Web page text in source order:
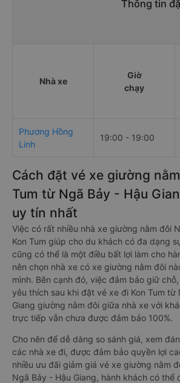
Thông tin
Nhà xe
Giờ
chạy
Phương Hồng
Linh
19:00 - 19:00
Cách đặt vé xe giường
Tum từ Ngã Bảy - Hậu
uy tín nhất
Việc có rất nhiều nhà xe giường nằm đôi
Kon Tum giúp cho du khách có đa dạng
cũng có thể là một điều bất lợi làm cho
nên chọn nhà xe có xe giường nằm đôi
mình. Bên cạnh đó, việc đảm bảo giữ
yêu thích sau khi đặt vé xe đi Kon Tum từ
Giang giường nằm đôi giữa nhà xe với
trực tiếp vẫn chưa được đảm bảo 100%.
Cho nên để dễ dàng so sánh giá, xem
các nhà xe đi, được đảm bảo quyền lợi
nhiều ưu đãi giảm giá vé xe giường nằm
Ngã Bảy - Hậu Giang, hành khách có thể